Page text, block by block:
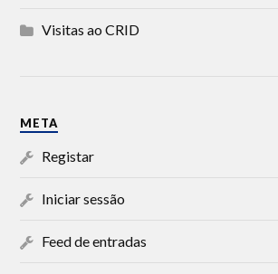
Visitas ao CRID
META
Registar
Iniciar sessão
Feed de entradas